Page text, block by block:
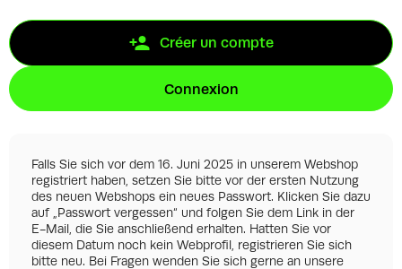
Créer un compte
Connexion
Falls Sie sich vor dem 16. Juni 2025 in unserem Webshop
registriert haben, setzen Sie bitte vor der ersten Nutzung
des neuen Webshops ein neues Passwort. Klicken Sie dazu
auf „Passwort vergessen“ und folgen Sie dem Link in der
E-Mail, die Sie anschließend erhalten. Hatten Sie vor
diesem Datum noch kein Webprofil, registrieren Sie sich
bitte neu. Bei Fragen wenden Sie sich gerne an unsere